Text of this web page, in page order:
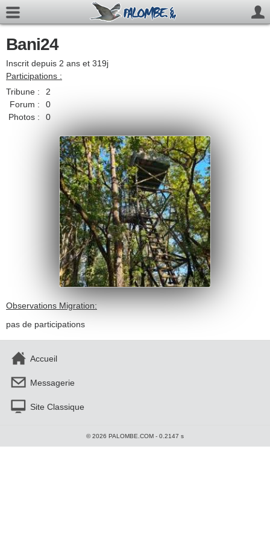
Bani24
Inscrit depuis 2 ans et 319j
Participations :
Tribune :
2
Forum :
0
Photos :
0
Observations Migration:
pas de participations
Accueil
Messagerie
Site Classique
© 2026 PALOMBE.COM - 0.2147 s